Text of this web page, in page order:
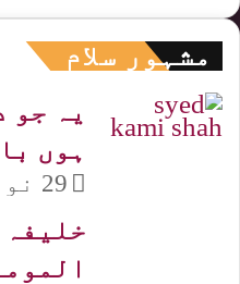
مشہور سلام
یہ جو
ہوں
29 نومبر, 2020
خلیفہ